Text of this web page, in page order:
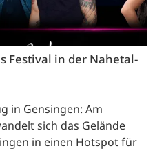
Festival in der Nahetal-
in Gensingen: Am
sich das Gelände
in einen Hotspot für